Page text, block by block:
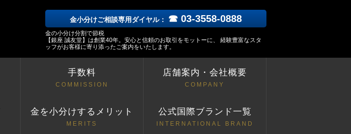
金小分けご相談専用ダイヤル： ☎ 03-3558-0888
金の小分け分割で節税
【銀座 誠友堂】は創業40年。安心と信頼のお取引をモットーに、 経験豊富なスタ
ッフがお客様に寄り添ったご案内をいたします。
手数料
COMMISSION
店舗案内・会社概要
COMPANY
金を小分けするメリット
MERITS
公式国際ブランド一覧
INTERNATIONAL BRAND